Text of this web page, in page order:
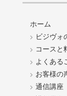
ホーム
ビジヴォ
コースと
よくある
お客様の
通信講座